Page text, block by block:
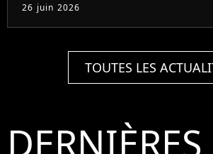
26 juin 2026
TOUTES LES
DERNIÈRES